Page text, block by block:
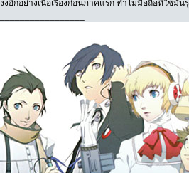
งงอีกอย่างเนื้อเรื่องก่อนภาคแรก ทำไมมือถือที่ใช้มั